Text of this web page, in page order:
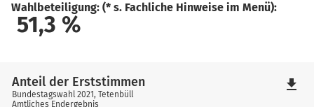
Wahlbeteiligung: (* s. Fachliche Hinweise im Menü):
51,3 %
Anteil der Erststimmen
Bundestagswahl 2021, Tetenbüll
Amtliches Endergebnis
file_download